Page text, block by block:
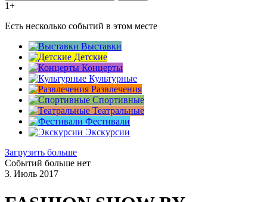
1+
Есть несколько событий в этом месте
Выставки
Детские
Концерты
Культурные
Развлечения
Спортивные
Театральные
Фестивали
Экскурсии
Загрузить больше
Событий больше нет
3. Июль 2017